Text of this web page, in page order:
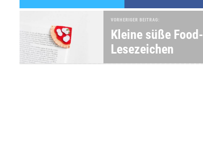
VORHERIGER BEITRAG:
Kleine süße Food-
Lesezeichen